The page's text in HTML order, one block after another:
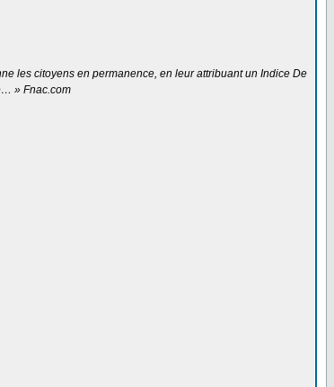
les citoyens en permanence, en leur attribuant un Indice De
» Fnac.com